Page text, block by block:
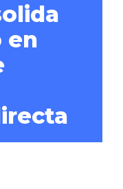
en